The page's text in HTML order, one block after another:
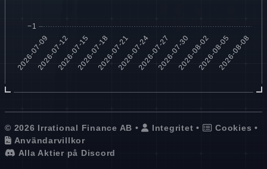
© 2026 Irrational Finance AB • Integritet • Cookies •
Användarvillkor
Alla Aktier på Discord